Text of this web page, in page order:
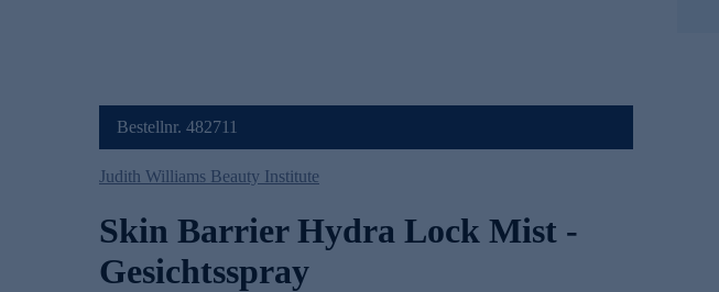
Bestellnr. 482711
Judith Williams Beauty Institute
Skin Barrier Hydra Lock Mist -
Gesichtsspray